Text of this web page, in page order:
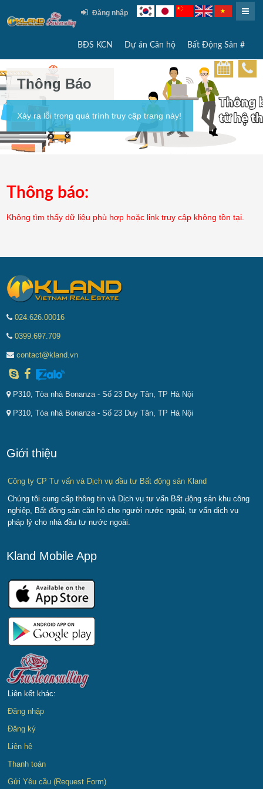
Đăng nhập
BĐS KCN Dự án Căn hộ Bất Động Sản #
Thông Báo
Xảy ra lỗi trong quá trình truy cập trang này!
Thông báo:
Không tìm thấy dữ liệu phù hợp hoặc link truy cập không tồn tại.
024.626.00016
0399.697.709
contact@kland.vn
P310, Tòa nhà Bonanza - Số 23 Duy Tân, TP Hà Nội
P310, Tòa nhà Bonanza - Số 23 Duy Tân, TP Hà Nội
Giới thiệu
Công ty CP Tư vấn và Dịch vụ đầu tư Bất động sản Kland
Chúng tôi cung cấp thông tin và Dịch vụ tư vấn Bất động sản khu công
nghiệp, Bất động sản căn hộ cho người nước ngoài, tư vấn dịch vụ
pháp lý cho nhà đầu tư nước ngoài.
Kland Mobile App
Liên kết khác:
Đăng nhập
Đăng ký
Liên hệ
Thanh toán
Gửi Yêu cầu (Request Form)